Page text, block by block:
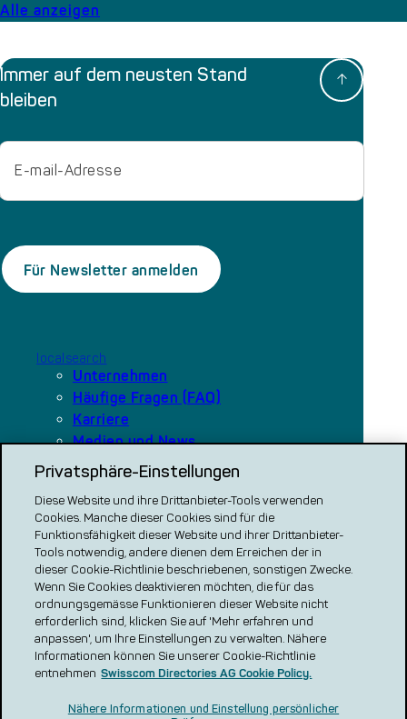
Alle anzeigen
Immer auf dem neusten Stand
bleiben
Email
localsearch
Unternehmen
Häufige Fragen (FAQ)
Karriere
Medien und News
Unsere Plattformen
local.ch
search.ch
VERGLEICH CH
renovero
Localcities
Privatsphäre-Einstellungen
Diese Website und ihre Drittanbieter-Tools verwenden
Cookies. Manche dieser Cookies sind für die
Funktionsfähigkeit dieser Website und ihrer Drittanbieter-
Tools notwendig, andere dienen dem Erreichen der in
dieser Cookie-Richtlinie beschriebenen, sonstigen Zwecke.
Wenn Sie Cookies deaktivieren möchten, die für das
ordnungsgemässe Funktionieren dieser Website nicht
erforderlich sind, klicken Sie auf 'Mehr erfahren und
anpassen', um Ihre Einstellungen zu verwalten. Nähere
Informationen können Sie unserer Cookie-Richtlinie
entnehmen Swisscom Directories AG Cookie Policy.
Nähere Informationen und Einstellung persönlicher